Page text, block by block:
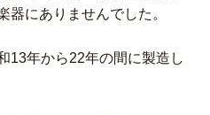
にありませんでした。
13年から22年の間に製造し